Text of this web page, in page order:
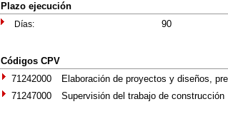
Plazo ejecución
Días: 90
Códigos CPV
71242000
Elaboración de proyectos y diseños,
71247000
Supervisión del trabajo de construcción